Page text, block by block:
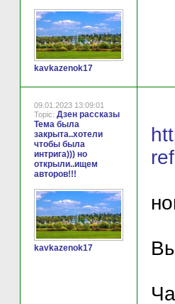
kavkazenok17
09.01.2023 13:09:01
Topic: Дзен рассказы
Тема была
закрыта..хотели
чтобы была
интрига))) но
открыли..ищем
авторов!!!
kavkazenok17